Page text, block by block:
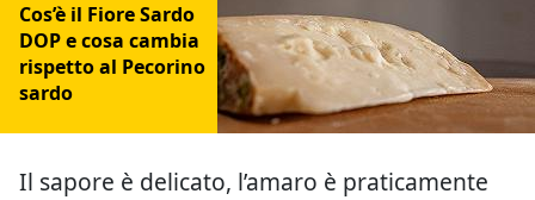
Cos’è il Fiore Sardo
DOP e cosa cambia
rispetto al Pecorino
sardo
Il sapore è delicato, l’amaro è praticamente